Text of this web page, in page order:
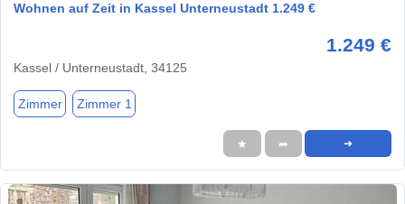
Wohnen auf Zeit in Kassel Unterneustadt 1.249 €
1.249 €
Kassel / Unterneustadt, 34125
Zimmer Zimmer 1
★ ➦ ➜